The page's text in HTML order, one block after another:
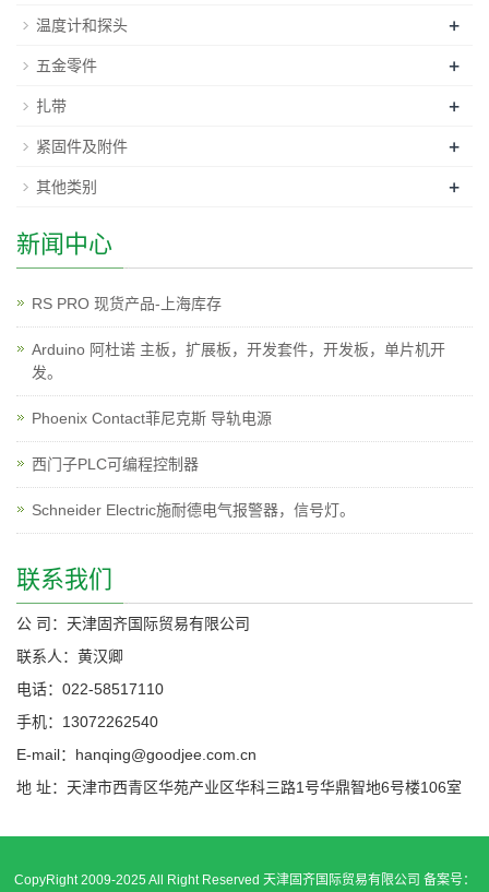
温度计和探头 +
五金零件 +
扎带 +
紧固件及附件 +
其他类别 +
新闻中心
RS PRO 现货产品-上海库存
Arduino 阿杜诺 主板，扩展板，开发套件，开发板，单片机开
发。
Phoenix Contact菲尼克斯 导轨电源
西门子PLC可编程控制器
Schneider Electric施耐德电气报警器，信号灯。
联系我们
公 司：天津固齐国际贸易有限公司
联系人：黄汉卿
电话：022-58517110
手机：13072262540
E-mail：hanqing@goodjee.com.cn
地 址：天津市西青区华苑产业区华科三路1号华鼎智地6号楼106室
CopyRight 2009-2025 All Right Reserved 天津固齐国际贸易有限公司 备案号：